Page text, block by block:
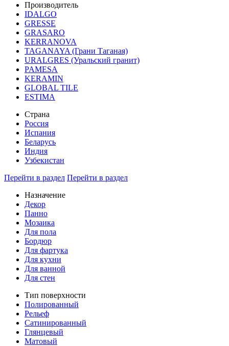
Производитель
IDALGO
GRESSE
GRASARO
KERRANOVA
TAGANAYA (Грани Таганая)
URALGRES (Уральский гранит)
PAMESA
KERAMIN
GLOBAL TILE
ESTIMA
Страна
Россия
Испания
Беларусь
Индия
Узбекистан
Перейти в раздел Перейти в раздел
Назначение
Декор
Панно
Мозаика
Для пола
Бордюр
Для фартука
Для кухни
Для ванной
Для стен
Тип поверхности
Полированный
Рельеф
Сатинированный
Глянцевый
Матовый